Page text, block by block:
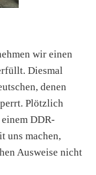
wir einen
Diesmal
denen
Plötzlich
DDR-
uns machen,
Ausweise nicht